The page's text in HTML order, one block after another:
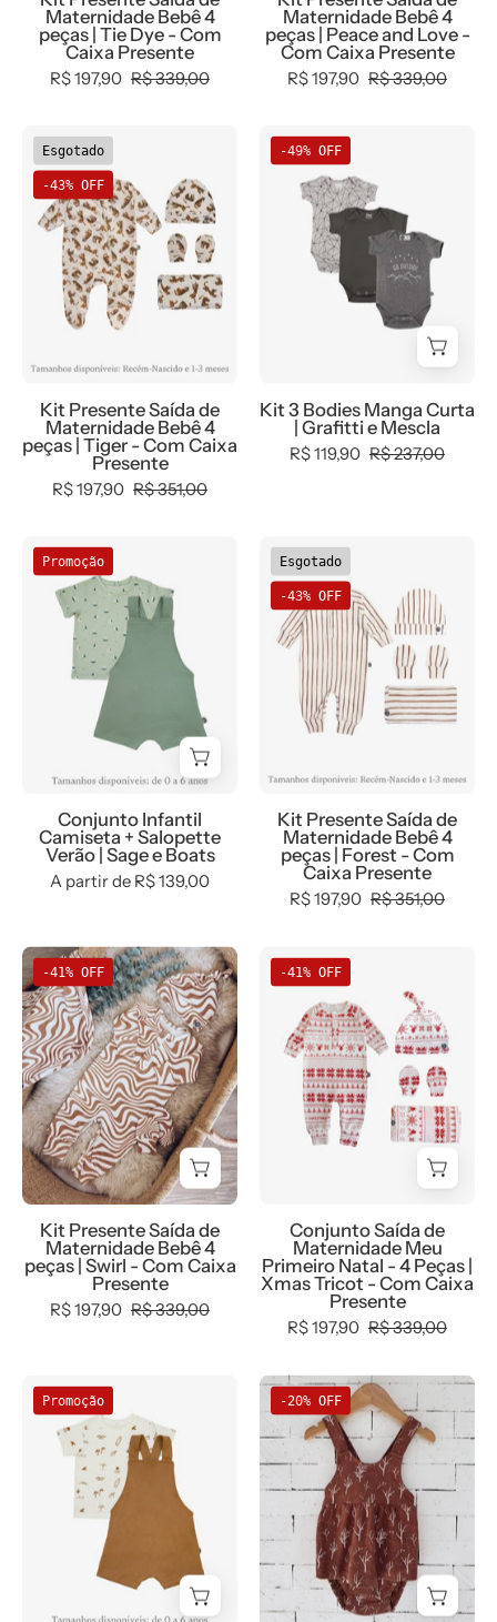
-
Com
Caixa
Maternidade Bebê 4
peças | Tie Dye - Com
Caixa Presente
R$ 197,90 R$ 339,00
Love
-
Com
Maternidade Bebê 4
peças | Peace and Love -
Com Caixa Presente
R$ 197,90 R$ 339,00
Saída
de
Maternidade
Bebê
4
-
Com
Caixa
Presente
Esgotado
-43% OFF
Kit Presente Saída de
Maternidade Bebê 4
peças | Tiger - Com Caixa
Presente
R$ 197,90 R$ 351,00
Bodies
Manga
Curta
Grafitti
Mescla
-49% OFF
Kit 3 Bodies Manga Curta
| Grafitti e Mescla
R$ 119,90 R$ 237,00
Infantil
Camiseta
Salopette
Sage
Promoção
Conjunto Infantil
Camiseta + Salopette
Verão | Sage e Boats
A partir de R$ 139,00
Saída
de
Maternidade
Bebê
-
Com
Caixa
Presente
Esgotado
-43% OFF
Kit Presente Saída de
Maternidade Bebê 4
peças | Forest - Com
Caixa Presente
R$ 197,90 R$ 351,00
Kit
Presente
Saída
de
Maternidade
Bebê
4
peças
|
Swirl
-
Com
Caixa
Presente
-41% OFF
Kit Presente Saída de
Maternidade Bebê 4
peças | Swirl - Com Caixa
Presente
R$ 197,90 R$ 339,00
Saída
de
Maternidade
Meu
Primeiro
Natal
|
Xmas
Tricot
-
Caixa
Presente
-41% OFF
Conjunto Saída de
Maternidade Meu
Primeiro Natal - 4 Peças |
Xmas Tricot - Com Caixa
Presente
R$ 197,90 R$ 339,00
Infantil
Camiseta
Salopette
Beach
Promoção
Conjunto
Bebê
Menina
Pinafore
+
Tapa-
Fraldas
2
Peças
-20% OFF